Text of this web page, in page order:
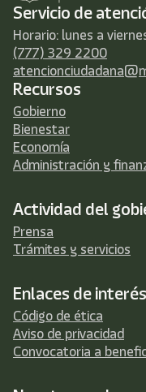
Servicio de
Horario: lunes a
(777) 329 2200
Recursos
Gobierno
Bienestar
Economía
Administración y
Actividad del
Prensa
Trámites y servicios
Enlaces de interés
Código de ética
Aviso de privacidad
Convocatoria a